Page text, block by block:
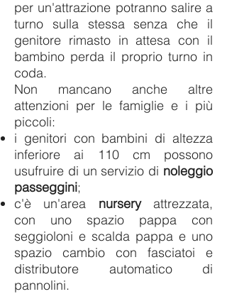
per un'attrazione potranno salire a
turno sulla stessa senza che il
genitore rimasto in attesa con il
bambino perda il proprio turno in
coda.
Non mancano anche altre
attenzioni per le famiglie e i più
piccoli:
i genitori con bambini di altezza
inferiore ai 110 cm possono
usufruire di un servizio di noleggio
passeggini;
c'è un'area nurseryattrezzata,
con uno spazio pappa con
seggioloni e scalda pappa e uno
spazio cambio con fasciatoi e
distributore automatico di
pannolini.